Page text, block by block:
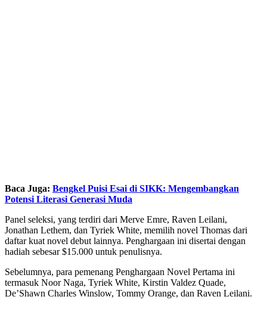
Baca Juga: Bengkel Puisi Esai di SIKK: Mengembangkan
Potensi Literasi Generasi Muda
Panel seleksi, yang terdiri dari Merve Emre, Raven Leilani,
Jonathan Lethem, dan Tyriek White, memilih novel Thomas dari
daftar kuat novel debut lainnya. Penghargaan ini disertai dengan
hadiah sebesar $15.000 untuk penulisnya.
Sebelumnya, para pemenang Penghargaan Novel Pertama ini
termasuk Noor Naga, Tyriek White, Kirstin Valdez Quade,
De’Shawn Charles Winslow, Tommy Orange, dan Raven Leilani.